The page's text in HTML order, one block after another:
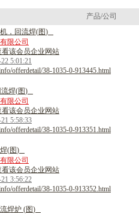
产品/公司
机 ， 回流焊(图)
限公司
该会员企业网站
5:01:21
offerdetail/38-1035-0-913445.html
流焊(图)
限公司
该会员企业网站
5:58:33
offerdetail/38-1035-0-913351.html
焊(图)
限公司
该会员企业网站
3:56:22
offerdetail/38-1035-0-913352.html
流焊炉 (图)